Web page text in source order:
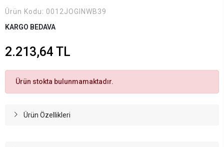
Ürün Kodu: 0012JOGINWB39
KARGO BEDAVA
2.213,64 TL
Ürün stokta bulunmamaktadır.
Ürün Özellikleri